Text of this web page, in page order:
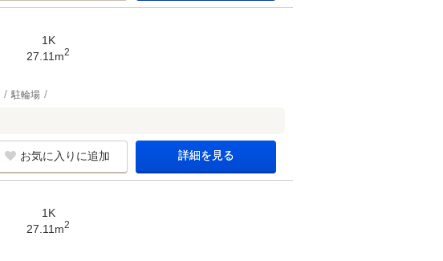
1K
27.11m2
駐輪場
お気に入りに追加 詳細を見る
1K
27.11m2